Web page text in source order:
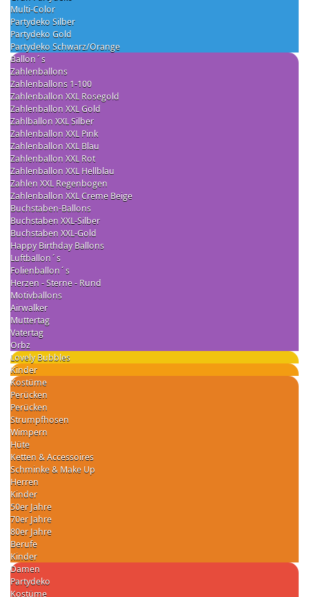
Multi-Color
Partydeko Silber
Partydeko Gold
Partydeko Schwarz/Orange
Ballon´s
Zahlenballons
Zahlenballons 1-100
Zahlenballon XXL Rosegold
Zahlenballon XXL Gold
Zahlballon XXL Silber
Zahlenballon XXL Pink
Zahlenballon XXL Blau
Zahlenballon XXL Rot
Zahlenballon XXL Hellblau
Zahlen XXL Regenbogen
Zahlenballon XXL Creme Beige
Buchstaben-Ballons
Buchstaben XXL-Silber
Buchstaben XXL-Gold
Happy Birthday Ballons
Luftballon´s
Folienballon´s
Herzen - Sterne - Rund
Motivballons
Airwalker
Muttertag
Vatertag
Orbz
Lovely Bubbles
Kinder
Kostüme
Perücken
Perücken
Strumpfhosen
Wimpern
Hüte
Ketten & Accessoires
Schminke & Make Up
Herren
Kinder
50er Jahre
70er Jahre
80er Jahre
Berufe
Kinder
Damen
Partydeko
Kostüme